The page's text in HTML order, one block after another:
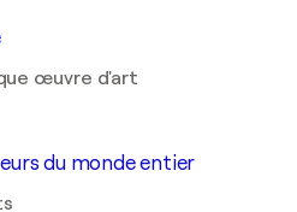
œuvre d'art
du monde entier